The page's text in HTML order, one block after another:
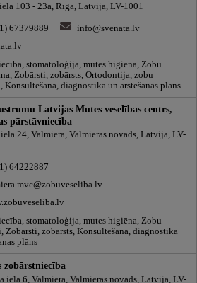
103 - 23a, Rīga, Latvija, LV-1001
67379889
info@svenata.lv
stomatoloģija, mutes higiēna, Zobu
Zobārsti, zobārsts, Ortodontija, zobu
Konsultēšana, diagnostika un ārstēšanas plāns
Latvijas Mutes veselības centrs,
pārstāvniecība
24, Valmiera, Valmieras novads, Latvija, LV-
64222887
stomatoloģija, mutes higiēna, Zobu
Zobārsti, zobārsts, Konsultēšana, diagnostika
plāns
zobārstniecība
iela 6, Valmiera, Valmieras novads, Latvija, LV-